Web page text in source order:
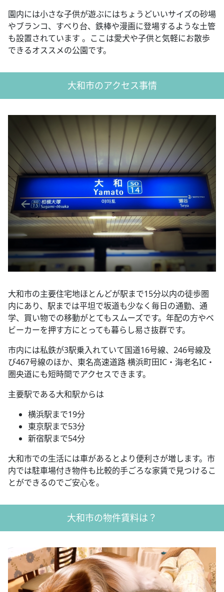
園内には小さな子供が遊ぶにはちょうどいいサイズの砂場
やブランコ、すべり台、鉄棒や漫画に登場するような土管
も設置されています 。ここは愛犬や子供と気軽にお散歩
できるオススメの公園です。
大和市のアクセス事情
大和市の主要住宅地ほとんどが駅まで15分以内の徒歩圏
内にあり、駅までは平坦で坂道も少なく毎日の通勤、通
学、買い物での移動がとてもスムーズです。年配の方やベ
ビーカーを押す方にとっても暮らし易さ抜群です。
市内には私鉄が3駅乗入れていて国道16号線、246号線及
び467号線のほか、東名高速道路 横浜町田IC・海老名IC・
圏央道にも短時間でアクセスできます。
主要駅である大和駅からは
横浜駅まで19分
東京駅まで53分
新宿駅まで54分
大和市での生活には車があるとより便利さが増します。市
内では駐車場付き物件も比較的手ごろな家賃で見つけるこ
とができるのでご安心を。
大和市の物件賃料は？